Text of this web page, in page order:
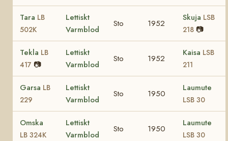
Tara LB
502K
Lettiskt
Varmblod
Sto 1952
Skuja LSB
218 📷
Tekla LB
417 📷
Lettiskt
Varmblod
Sto 1952
Kaisa LSB
211
Garsa LB
229
Lettiskt
Varmblod
Sto 1950
Laumute
LSB 30
Omska
LB 324K
Lettiskt
Varmblod
Sto 1950
Laumute
LSB 30